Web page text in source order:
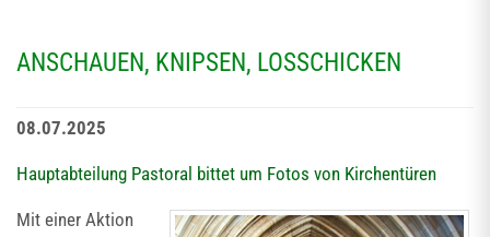
ANSCHAUEN, KNIPSEN, LOSSCHICKEN
08.07.2025
Hauptabteilung Pastoral bittet um Fotos von Kirchentüren
Mit einer Aktion